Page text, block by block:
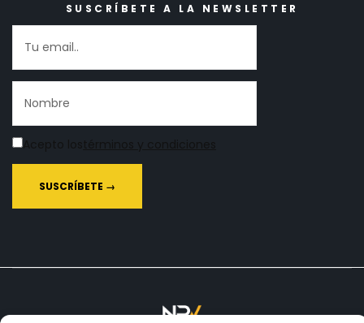
SUSCRÍBETE A LA NEWSLETTER